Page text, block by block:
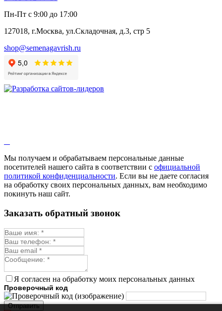
Пн-Пт с 9:00 до 17:00
127018, г.Москва, ул.Складочная, д.3, стр 5
shop@semenagavrish.ru
Мы получаем и обрабатываем персональные данные
посетителей нашего сайта в соответствии с официальной
политикой конфиденциальности. Если вы не даете согласия
на обработку своих персональных данных, вам необходимо
покинуть наш сайт.
Заказать обратный звонок
Я согласен на обработку моих персональных данных
Проверочный код
Отправить